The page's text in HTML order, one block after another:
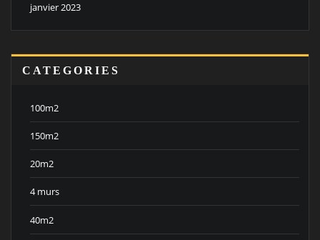
janvier 2023
CATEGORIES
100m2
150m2
20m2
4 murs
40m2